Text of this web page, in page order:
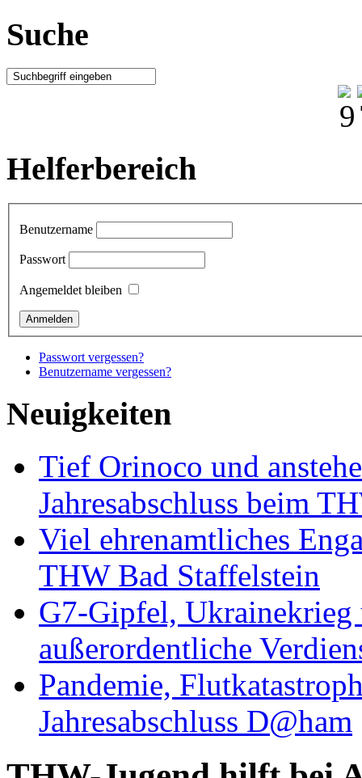
Suche
Helferbereich
Benutzername
Passwort
Angemeldet bleiben
Passwort vergessen?
Benutzername vergessen?
Neuigkeiten
Tief Orinoco und
Jahresabschluss beim
Viel ehrenamtliches
THW Bad Staffelstein
G7-Gipfel, Ukrainekrieg
außerordentliche
Pandemie,
Jahresabschluss D@ham